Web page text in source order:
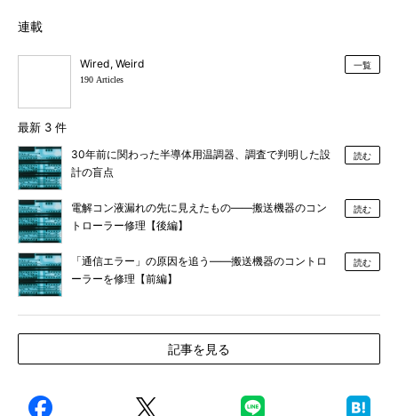
連載
Wired, Weird
190 Articles
一覧
最新 3 件
30年前に関わった半導体用温調器、調査で判明した設
計の盲点
読む
電解コン液漏れの先に見えたもの――搬送機器のコン
トローラー修理【後編】
読む
「通信エラー」の原因を追う――搬送機器のコントロ
ーラーを修理【前編】
読む
記事を見る